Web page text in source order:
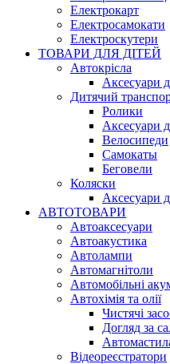
Електрокарт
Електросамокати
Електроскутери
ТОВАРИ ДЛЯ ДІТЕЙ
Автокрісла
Аксесуари
Дитячий
Ролики
Аксесуари
Велосипеди
Самокаты
Беговели
Коляски
Аксесуари
АВТОТОВАРИ
Автоаксесуари
Автоакустика
Автолампи
Автомагнітоли
Автомобільні
Автохімія та олії
Чистячі
Догляд за
Відеореєстратори